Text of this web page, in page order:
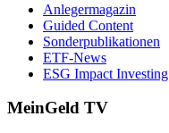
Anlegermagazin
Guided Content
Sonderpublikationen
ETF-News
ESG Impact Investing
MeinGeld TV